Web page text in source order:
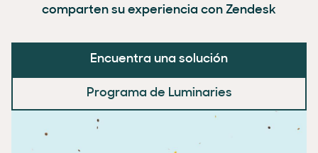
comparten su experiencia con Zendesk
Encuentra una solución
Programa de Luminaries